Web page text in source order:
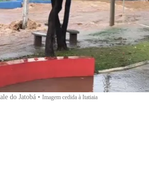
do Jatobá • Imagem cedida à Itatiaia